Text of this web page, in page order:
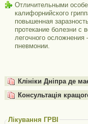
Отличительными
калифорнийского
повышенная
протекание болезни с
легочного осложнения
пневмонии.
Клініки Дніпра де
Консультація
Лікування ГРВІ